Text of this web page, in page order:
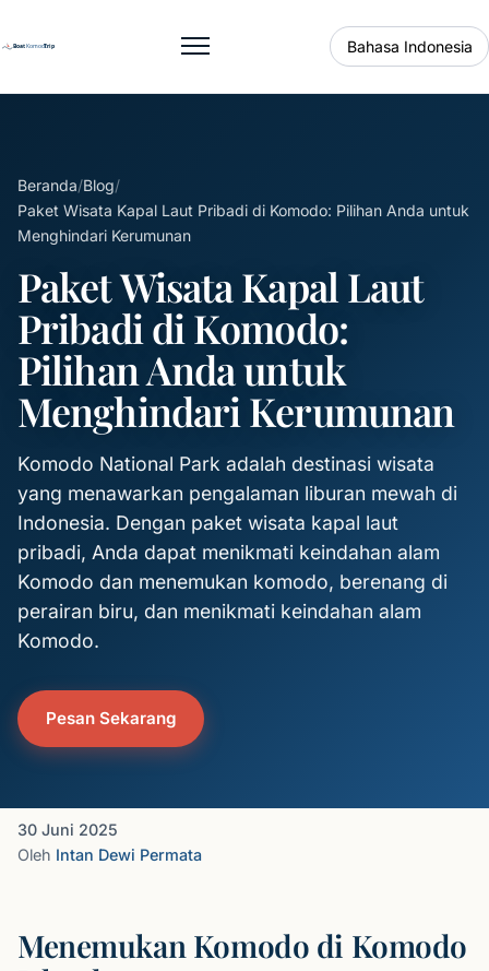
Buka menu Bahasa Indonesia
Beranda/Blog/
Paket Wisata Kapal Laut Pribadi di Komodo: Pilihan Anda untuk
Menghindari Kerumunan
Paket Wisata Kapal Laut
Pribadi di Komodo:
Pilihan Anda untuk
Menghindari Kerumunan
Komodo National Park adalah destinasi wisata
yang menawarkan pengalaman liburan mewah di
Indonesia. Dengan paket wisata kapal laut
pribadi, Anda dapat menikmati keindahan alam
Komodo dan menemukan komodo, berenang di
perairan biru, dan menikmati keindahan alam
Komodo.
Pesan Sekarang
30 Juni 2025
Oleh Intan Dewi Permata
Menemukan Komodo di Komodo